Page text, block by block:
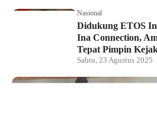
Nasional
Didukung ETOS
Ina Connection,
Tepat Pimpin
Sabtu, 23 Agustus 2025